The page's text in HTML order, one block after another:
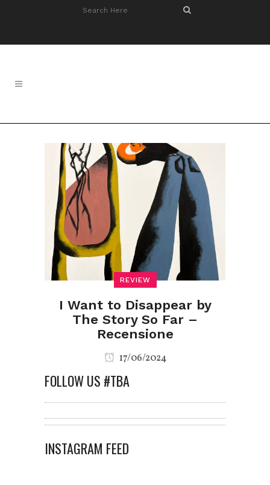
REVIEW
I Want to Disappear by
The Story So Far –
Recensione
17/06/2024
FOLLOW US #TBA
INSTAGRAM FEED